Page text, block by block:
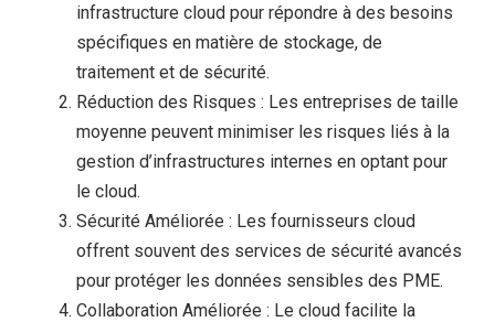
infrastructure cloud pour répondre à des besoins
spécifiques en matière de stockage, de
traitement et de sécurité.
Réduction des Risques : Les entreprises de taille
moyenne peuvent minimiser les risques liés à la
gestion d’infrastructures internes en optant pour
le cloud.
Sécurité Améliorée : Les fournisseurs cloud
offrent souvent des services de sécurité avancés
pour protéger les données sensibles des PME.
Collaboration Améliorée : Le cloud facilite la